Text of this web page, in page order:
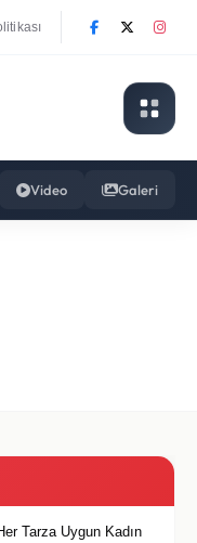
Video Galeri
Tarza Uygun Kadın